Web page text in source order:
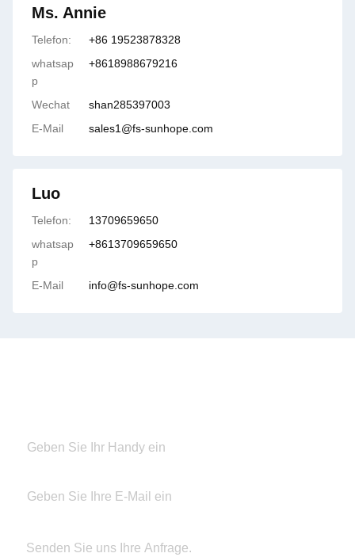
Ms. Annie
Telefon:
+86 19523878328
whatsap
p
+8618988679216
Wechat
shan285397003
E-Mail
sales1@fs-sunhope.com
Luo
Telefon:
13709659650
whatsap
p
+8613709659650
E-Mail info@fs-sunhope.com